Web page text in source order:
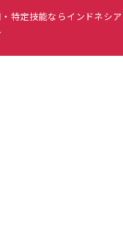
特定技能ならインドネシ